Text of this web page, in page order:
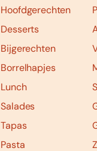
Hoofdgerechten
Desserts
Bijgerechten
Borrelhapjes
Lunch
Salades
Tapas
Pasta